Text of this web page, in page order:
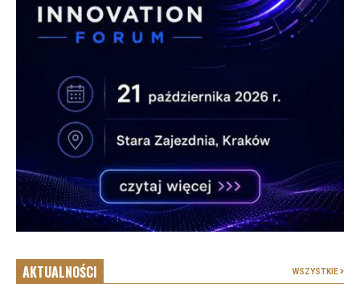
AKTUALNOŚCI WSZYSTKIE